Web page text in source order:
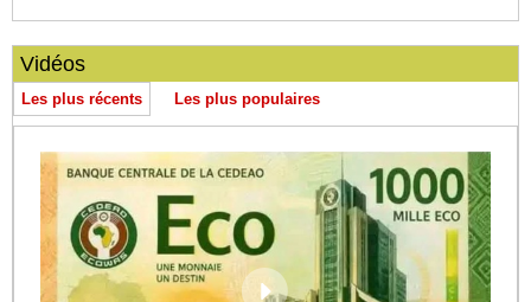
Vidéos
Les plus récents Les plus populaires